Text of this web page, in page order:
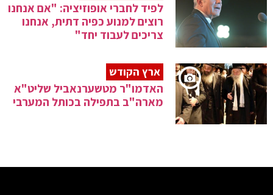
לפיד לחברי אופוזיציה: "אם אנחנו
רוצים למנוע כפיה דתית, אנחנו
צריכים לעבוד יחד"
ארץ הקודש
האדמו"ר מטשערנאביל שליט"א
מארה"ב בתפילה בכותל המערבי